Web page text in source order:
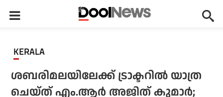
KERALA
ശബരിമലയിലേക്ക് ട്രാക്ടറില്‍ യാത്ര
ചെയ്ത് എം.ആര്‍ അജിത് കുമാര്‍;